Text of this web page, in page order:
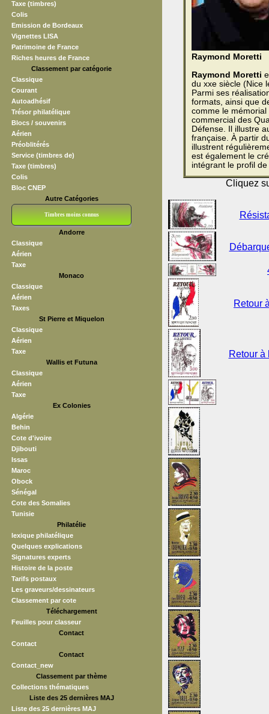
Taxe (timbres)
Colis
Emission de Bordeaux
Vignettes LISA
Patrimoine de France
Riches heures de France
Classement par catégorie
Classique
Courant
Autoadhésif
Trésor philatélique
Blocs / souvenirs
Aérien
Préoblitérés
Service (timbres de)
Taxe (timbres)
Colis
Bloc CNEP
Autre Catégories
Timbres moins connus
Andorre
Classique
Aérien
Taxe
Monaco
Classique
Aérien
Taxes
St Pierre et Miquelon
Classique
Aérien
Taxe
Wallis et Futuna
Classique
Aérien
Taxe
Ex Colonies
Algérie
Behin
Cote d'ivoire
Djibouti
Issas
Maroc
Obock
Sénégal
Cote des Somalies
Tunisie
Philatélie
lexique philatélique
Quelques explications
Signatures experts
Histoire de la poste
Tarifs postaux
Les graveurs/dessinateurs
Classement par cote
Téléchargement
Feuilles pour classeur
Contact
Contact
Contact
Contact_new
Classement par thème
Collections thématiques
Liste des 25 dernières MAJ
Liste des 25 dernières MAJ
Raymond Moretti
Raymond Moretti
du xxe siècle (Nice
Parmi ses
formats, ainsi que
comme le
commercial des
Défense. Il illustre
française. À partir
illustrent
est également le
intégrant le profil
Cliquez
Retour
Retour à